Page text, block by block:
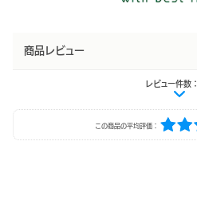
商品レビュー
レビュー件数：
この商品の平均評価：